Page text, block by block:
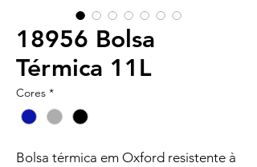
18956 Bolsa
Térmica 11L
Cores *
Bolsa térmica em Oxford resistente à